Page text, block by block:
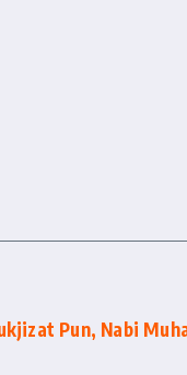
Pun, Nabi